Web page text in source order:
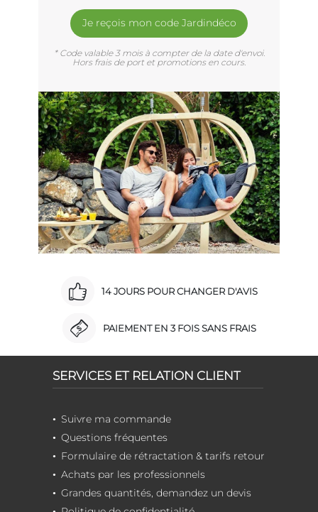
Je reçois mon code Jardindéco
* Code valable 3 mois à compter de la date d'envoi.
Hors frais de port et promotions en cours.
14 JOURS POUR CHANGER D'AVIS
PAIEMENT EN 3 FOIS SANS FRAIS
SERVICES ET RELATION CLIENT
Suivre ma commande
Questions fréquentes
Formulaire de rétractation & tarifs retour
Achats par les professionnels
Grandes quantités, demandez un devis